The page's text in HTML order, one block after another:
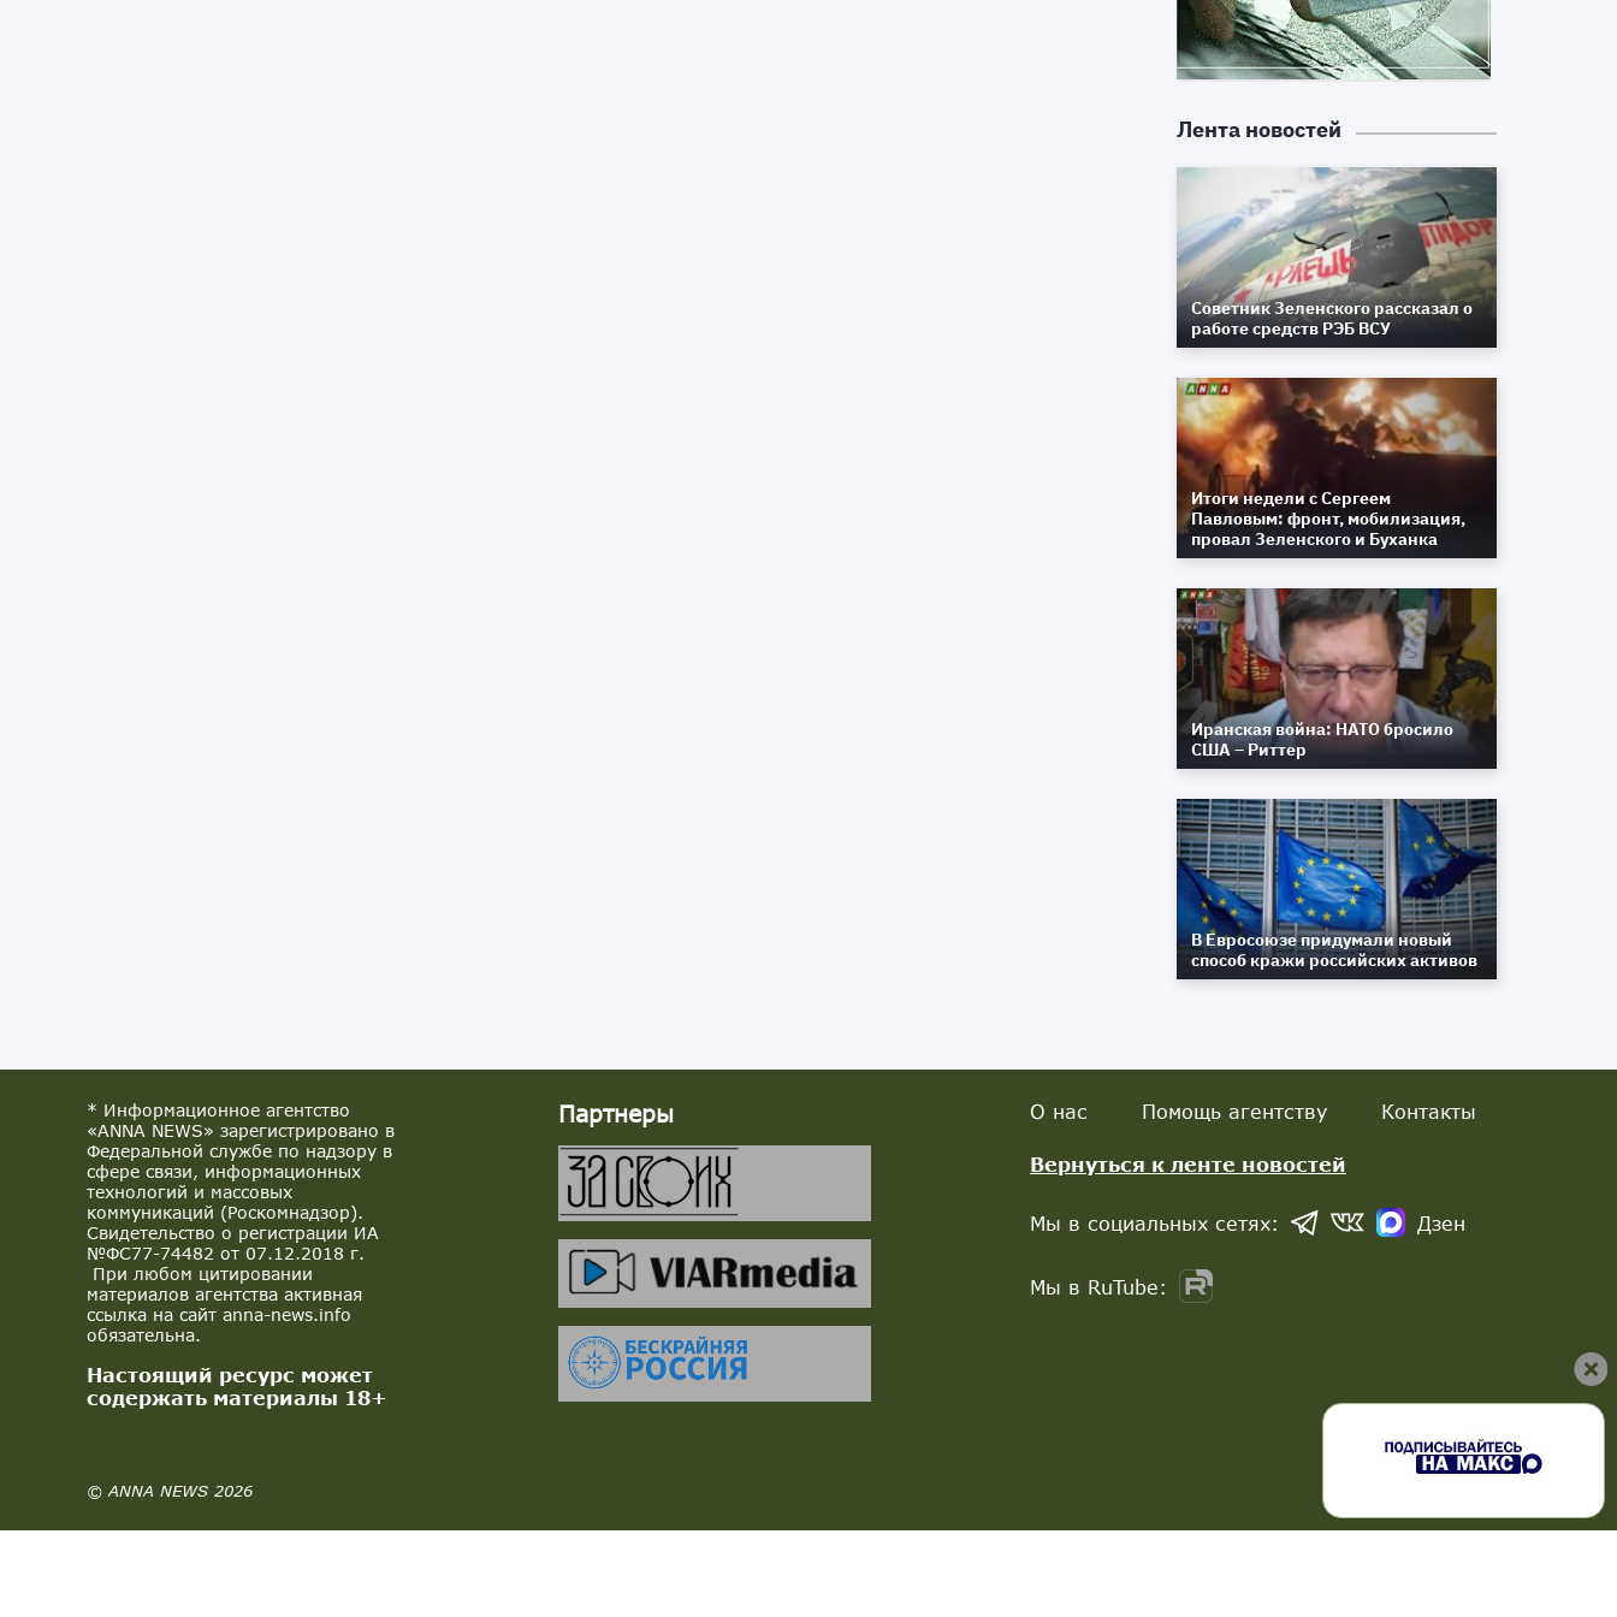
Лента новостей
Советник Зеленского рассказал о
работе средств РЭБ ВСУ
Итоги недели с Сергеем
Павловым: фронт, мобилизация,
провал Зеленского и Буханка
Иранская война: НАТО бросило
США – Риттер
В Евросоюзе придумали новый
способ кражи российских активов
* Информационное агентство
«ANNA NEWS» зарегистрировано в
Федеральной службе по надзору в
сфере связи, информационных
технологий и массовых
коммуникаций (Роскомнадзор).
Свидетельство о регистрации ИА
№ФС77-74482 от 07.12.2018 г.
При любом цитировании
материалов агентства активная
ссылка на сайт anna-news.info
обязательна.
Настоящий ресурс может
содержать материалы 18+
© ANNA NEWS 2026
Партнеры О нас Помощь агентству Контакты
Вернуться к ленте новостей
Мы в социальных сетях: Дзен
Мы в RuTube: